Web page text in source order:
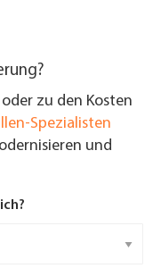
zu den Kosten
Spezialisten
und